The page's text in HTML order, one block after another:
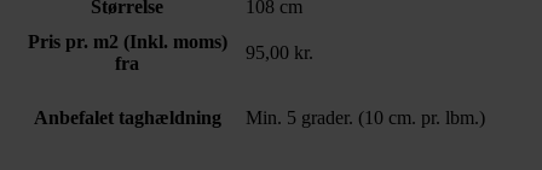
Størrelse
108 cm
Pris pr. m2 (Inkl. moms)
fra
95,00 kr.
Anbefalet taghældning Min. 5 grader. (10 cm. pr. lbm.)